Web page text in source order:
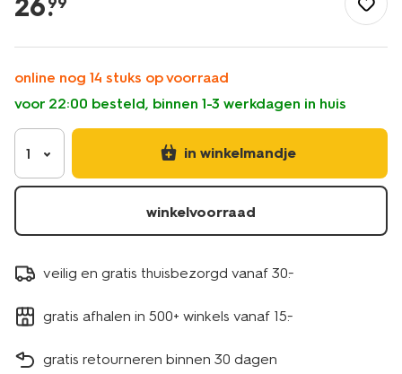
bewaren/isoleerkannen-
thermobinkie-
rvs-
80660024.html
online nog 14 stuks op voorraad
voor 22:00 besteld, binnen 1-3 werkdagen in huis
1 in winkelmandje
winkelvoorraad
veilig en gratis thuisbezorgd vanaf 30.-
gratis afhalen in 500+ winkels vanaf 15.-
gratis retourneren binnen 30 dagen